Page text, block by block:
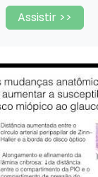
Assistir >>